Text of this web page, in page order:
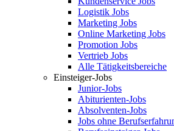
Logistik Jobs
Marketing Jobs
Online Marketing Jobs
Promotion Jobs
Vertrieb Jobs
Alle Tätigkeitsbereiche
Einsteiger-Jobs
Junior-Jobs
Abiturienten-Jobs
Absolventen-Jobs
Jobs ohne